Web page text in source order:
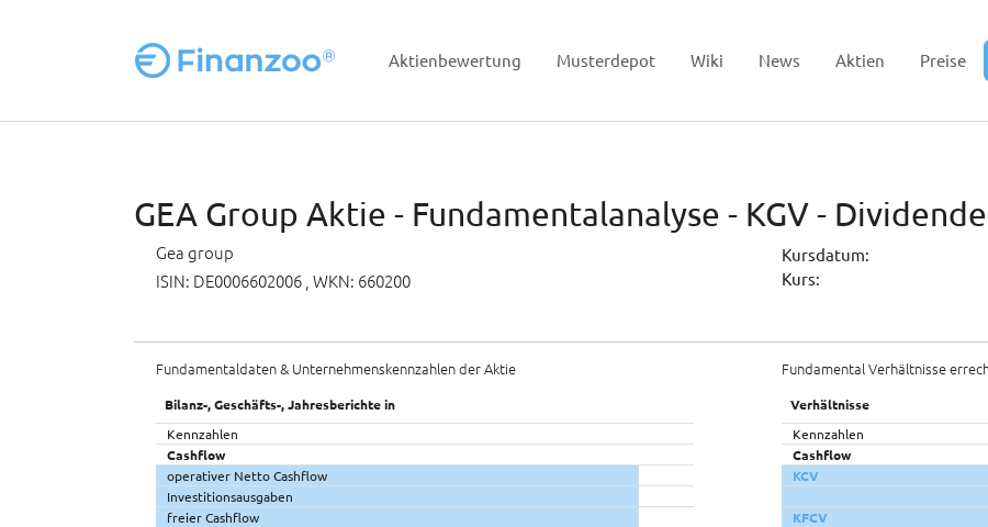
Aktienbewertung Musterdepot Wiki News Aktien Preise
GEA Group Aktie - Fundamentalanalyse - KGV - Dividende
Gea group
ISIN: DE0006602006 , WKN: 660200
Kursdatum:
Kurs:
Fundamentaldaten & Unternehmenskennzahlen der Aktie
Bilanz-, Geschäfts-, Jahresberichte in
Kennzahlen
Cashflow
operativer Netto Cashflow
Investitionsausgaben
freier Cashflow
Fundamental Verhältnisse
Verhältnisse
Kennzahlen
Cashflow
KCV
KFCV